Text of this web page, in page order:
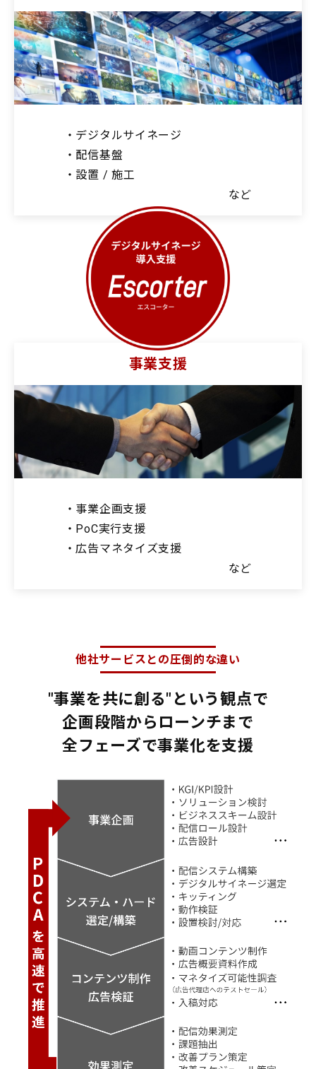
・デジタルサイネージ
・配信基盤
・設置 / 施工
など
事業支援
・事業企画支援
・PoC実行支援
・広告マネタイズ支援
など
他社サービスとの圧倒的な違い
"事業を共に創る"という観点で
企画段階からローンチまで
全フェーズで事業化を支援